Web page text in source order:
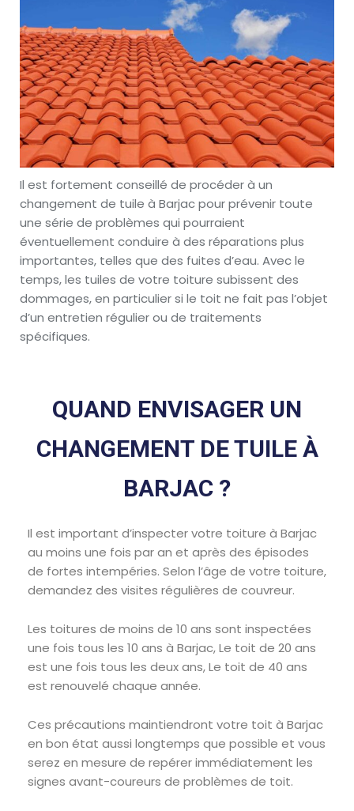
Il est fortement conseillé de procéder à un
changement de tuile à Barjac pour prévenir toute
une série de problèmes qui pourraient
éventuellement conduire à des réparations plus
importantes, telles que des fuites d’eau. Avec le
temps, les tuiles de votre toiture subissent des
dommages, en particulier si le toit ne fait pas l’objet
d’un entretien régulier ou de traitements
spécifiques.
QUAND ENVISAGER UN
CHANGEMENT DE TUILE À
BARJAC ?
Il est important d’inspecter votre toiture à Barjac
au moins une fois par an et après des épisodes
de fortes intempéries. Selon l’âge de votre toiture,
demandez des visites régulières de couvreur.
Les toitures de moins de 10 ans sont inspectées
une fois tous les 10 ans à Barjac, Le toit de 20 ans
est une fois tous les deux ans, Le toit de 40 ans
est renouvelé chaque année.
Ces précautions maintiendront votre toit à Barjac
en bon état aussi longtemps que possible et vous
serez en mesure de repérer immédiatement les
signes avant-coureurs de problèmes de toit.